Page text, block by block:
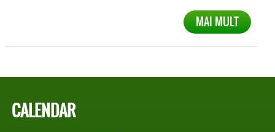
MAI MULT
CALENDAR